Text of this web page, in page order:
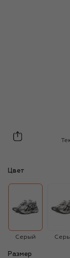
Цвет
Серый
Размер